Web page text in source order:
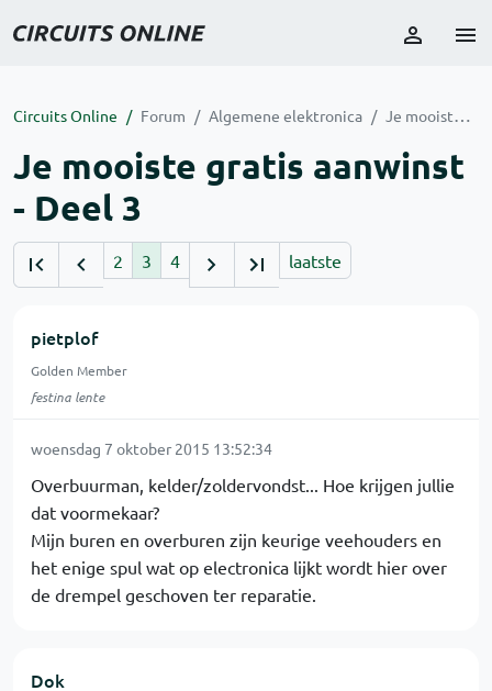
Circuits Online Forum Algemene elektronica Je mooiste gratis aanwinst - Deel 3
Je mooiste gratis aanwinst
- Deel 3
2 3 4 laatste
pietplof
Golden Member
festina lente
woensdag 7 oktober 2015 13:52:34
Overbuurman, kelder/zoldervondst... Hoe krijgen jullie
dat voormekaar?
Mijn buren en overburen zijn keurige veehouders en
het enige spul wat op electronica lijkt wordt hier over
de drempel geschoven ter reparatie.
Dok